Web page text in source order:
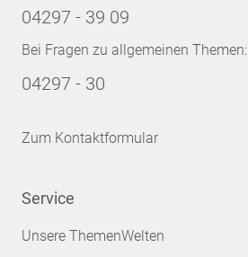
04297 - 39 09
Bei Fragen zu allgemeinen Themen:
04297 - 30
Zum Kontaktformular
Service
Unsere ThemenWelten